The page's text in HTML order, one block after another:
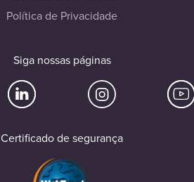
Política de Privacidade
Siga nossas páginas
Certificado de segurança